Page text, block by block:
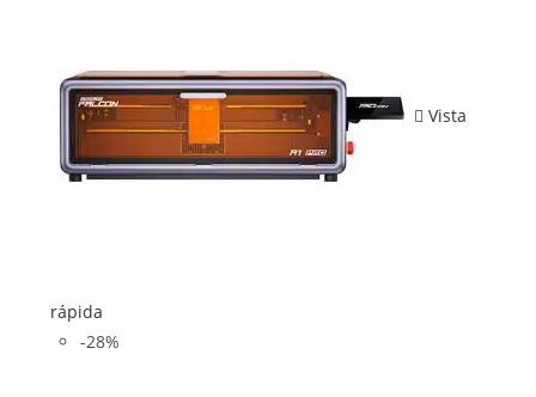
Vista
rápida
-28%